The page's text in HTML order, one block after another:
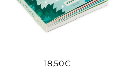
18,50€